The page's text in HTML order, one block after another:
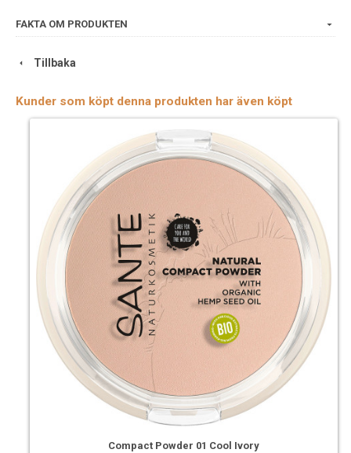
FAKTA OM PRODUKTEN
Tillbaka
Kunder som köpt denna produkten har även köpt
Compact Powder 01 Cool Ivory